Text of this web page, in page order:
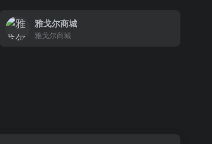
雅戈尔商城
雅戈尔商城